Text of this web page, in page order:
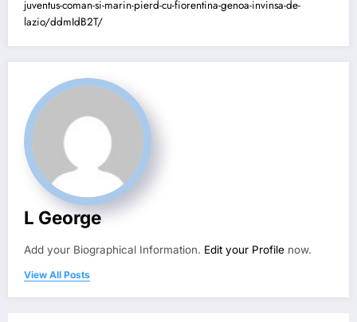
juventus-coman-si-marin-pierd-cu-fiorentina-genoa-invinsa-de-
lazio/ddmIdB2T/
L George
Add your Biographical Information. Edit your Profile now.
View All Posts